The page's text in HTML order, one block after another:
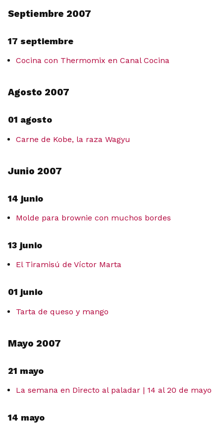
Septiembre 2007
17 septiembre
Cocina con Thermomix en Canal Cocina
Agosto 2007
01 agosto
Carne de Kobe, la raza Wagyu
Junio 2007
14 junio
Molde para brownie con muchos bordes
13 junio
El Tiramisú de Víctor Marta
01 junio
Tarta de queso y mango
Mayo 2007
21 mayo
La semana en Directo al paladar | 14 al 20 de mayo
14 mayo